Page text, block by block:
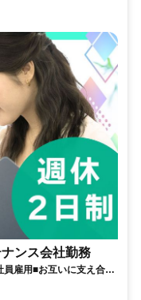
ンス会社勤務
員雇用■お互いに支え合う